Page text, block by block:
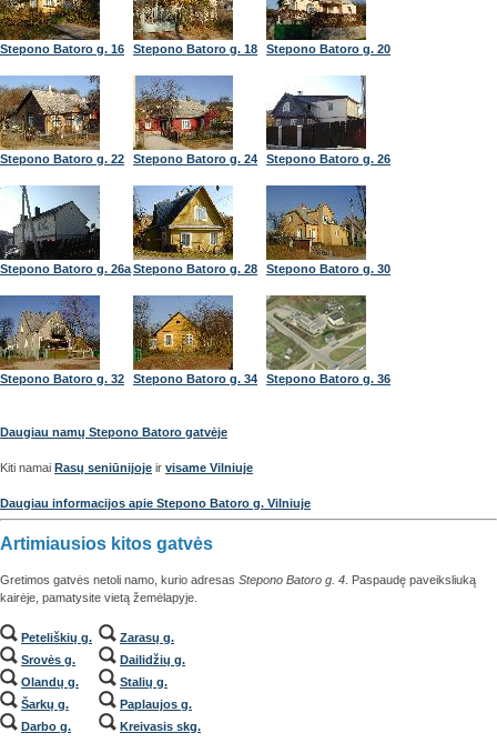
Stepono Batoro g. 16 Stepono Batoro g. 18 Stepono Batoro g. 20
Stepono Batoro g. 22 Stepono Batoro g. 24 Stepono Batoro g. 26
Stepono Batoro g. 26aStepono Batoro g. 28 Stepono Batoro g. 30
Stepono Batoro g. 32 Stepono Batoro g. 34 Stepono Batoro g. 36
Daugiau namų Stepono Batoro gatvėje
Kiti namai Rasų seniūnijoje ir visame Vilniuje
Daugiau informacijos apie Stepono Batoro g. Vilniuje
Artimiausios kitos gatvės
Gretimos gatvės netoli namo, kurio adresas Stepono Batoro g. 4 . Paspaudę paveiksliuką
kairėje, pamatysite vietą žemėlapyje.
Peteliškių g.
Srovės g.
Olandų g.
Šarkų g.
Darbo g.
Zarasų g.
Dailidžių g.
Stalių g.
Paplaujos g.
Kreivasis skg.